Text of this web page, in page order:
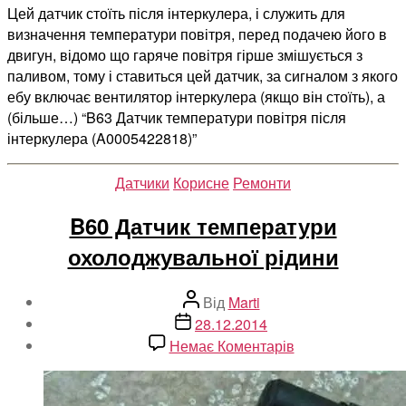
Цей датчик стоїть після інтеркулера, і служить для
визначення температури повітря, перед подачею його в
двигун, відомо що гаряче повітря гірше змішується з
паливом, тому і ставиться цей датчик, за сигналом з якого
ебу включає вентилятор інтеркулера (якщо він стоїть), а
(більше…) “B63 Датчик температури повітря після
інтеркулера (A0005422818)”
Категорії
Датчики Корисне Ремонти
B60 Датчик температури
охолоджувальної рідини
Автор
запису
Від Marti
Дата
запису
28.12.2014
Немає Коментарівдо
Датчик